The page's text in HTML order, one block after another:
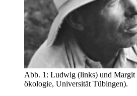
Abb. 1: Ludwig (links) und Margit
ökologie, Universität Tübingen).